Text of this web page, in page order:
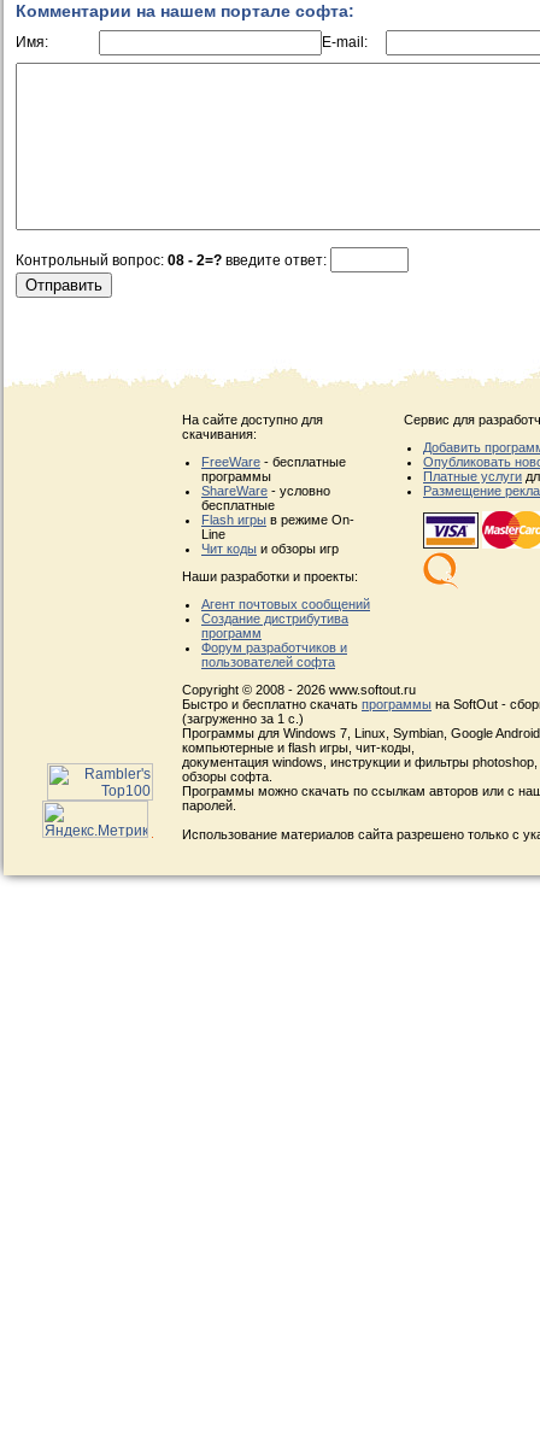
Комментарии на нашем портале софта:
Имя: E-mail:
Контрольный вопрос: 08 - 2=? введите ответ:
На сайте доступно для
скачивания:
FreeWare - бесплатные
программы
ShareWare - условно
бесплатные
Flash игры в режиме On-
Line
Чит коды и обзоры игр
Наши разработки и проекты:
Агент почтовых сообщений
Создание дистрибутива
программ
Форум разработчиков и
пользователей софта
Сервис для
Добавить
Опубликовать
Платные услуги
Размещение
Copyright © 2008 - 2026 www.softout.ru
Быстро и бесплатно скачать программы на SoftOut -
(загруженно за 1 с.)
Программы для Windows 7, Linux, Symbian, Google
компьютерные и flash игры, чит-коды,
документация windows, инструкции и фильтры
обзоры софта.
Программы можно скачать по ссылкам авторов или с
паролей.
Использование материалов сайта разрешено только с